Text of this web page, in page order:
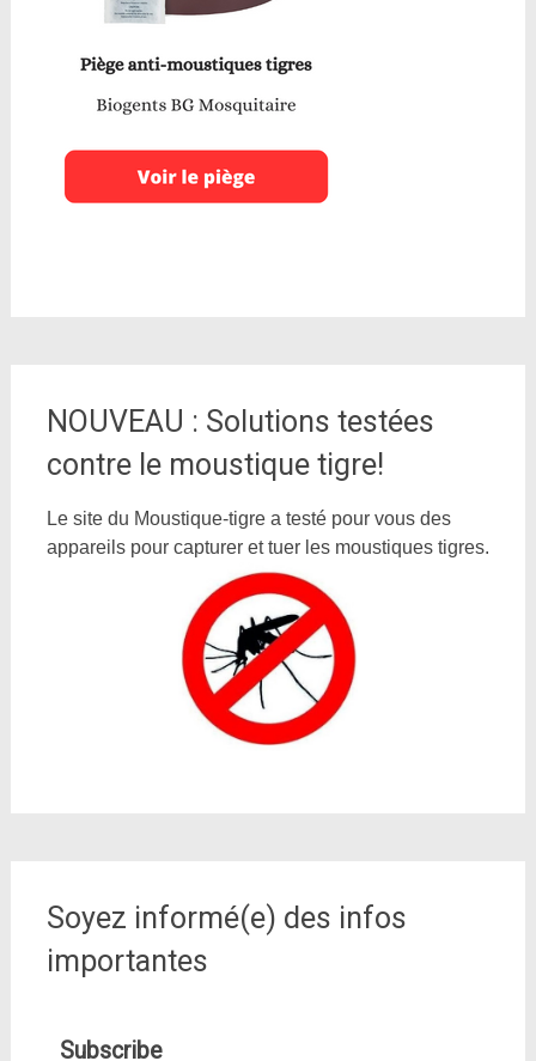
NOUVEAU : Solutions testées
contre le moustique tigre!
Le site du Moustique-tigre a testé pour vous des
appareils pour capturer et tuer les moustiques tigres.
Soyez informé(e) des infos
importantes
Subscribe